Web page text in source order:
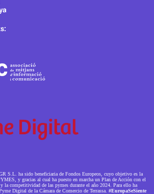
S.L. ha sido beneficiaria de Fondos Europeos, cuyo objetivo es la
y gracias al cual ha puesto en marcha un Plan de Acción con el
la competitividad de las pymes durante el año 2024. Para ello ha
Digital de la Cámara de Comercio de Terrassa. #EuropaSeSiente